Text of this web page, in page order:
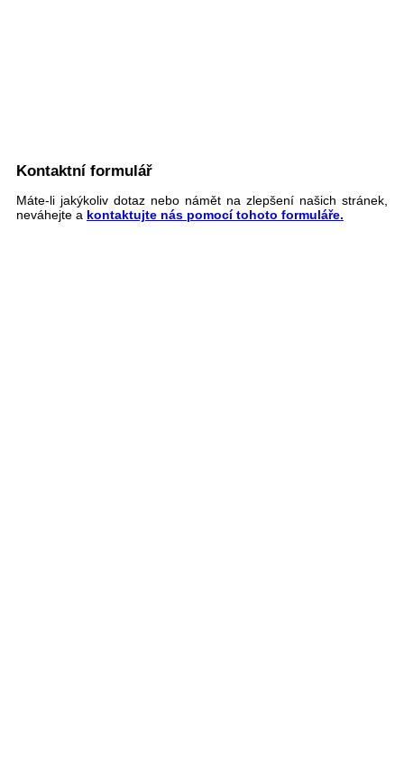
Kontaktní formulář
Máte-li jakýkoliv dotaz nebo námět na zlepšení našich stránek,
neváhejte a kontaktujte nás pomocí tohoto formuláře.